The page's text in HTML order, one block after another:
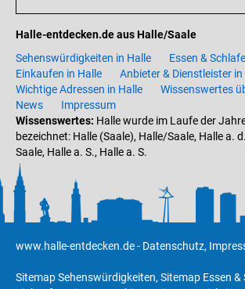
Halle-entdecken.de aus Halle/Saale
Sehenswürdigkeiten in Halle
Essen &
Einkaufen in Halle
Anbieter & Dienstleister in
Wichtige Adressen in Halle
Wissenswertes
News
Impressum
Wissenswertes: Halle wurde im Laufe der
bezeichnet: Halle (Saale), Halle/Saale, Halle a.
Saale, Halle a. S., Halle a. S.
www.halle-entdecken.de- Datenschutz,
Sitemap Sehenswürdigkeiten, Sitemap Essen &